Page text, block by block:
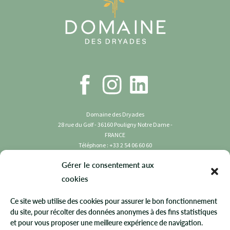
Gérer le consentement aux
cookies
Ce site web utilise des cookies pour assurer le bon fonctionnement
du site, pour récolter des données anonymes à des fins statistiques
et pour vous proposer une meilleure expérience de navigation.
CHAMBRESTANDARD
BALCON
Disposant d’une très belle vue sur le golf, toutes nos chambres Standard
CHAMBREPRESTIGE
BALCON / LIT KING SIZE / MACHINE À CAFÉ / MINIBAR
Disposant d’une très belle vue sur le golf, toutes nos chambres Prestige
SUITE
ESPACE SALON, BALCON FILANT
ET VASTE SALLE DE BAIN
Domaine des Dryades
28 rue du Golf - 36160 Pouligny Notre Dame -
FRANCE
Téléphone : +33 2 54 06 60 60
Copyright 2023 Domaine des Dryades | Tous
CGU
Politique de Confidentialité